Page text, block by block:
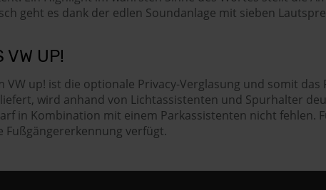
geht es dank der edlen Soundanlage mit sieben
VW UP!
VW up! ist die optionale Privacy-Verglasung und somit
wird anhand von Lichtassistenten und Spurhalter
in Kombination mit einem Parkassistenten nicht
Fußgängererkennung verfügt.